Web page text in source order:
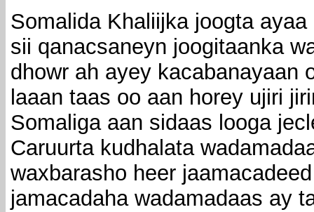
Somalida Khaliijka joogta
sii qanacsaneyn joogitaanka
dhowr ah ayey kacabanayaan
laaan taas oo aan horey ujiri
Somaliga aan sidaas looga
Caruurta kudhalata
waxbarasho heer
jamacadaha wadamadaas ay